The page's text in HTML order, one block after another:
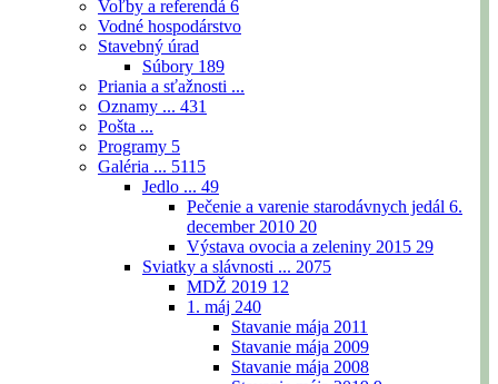
Voľby a referendá 6
Vodné hospodárstvo
Stavebný úrad
Súbory 189
Priania a sťažnosti ...
Oznamy ... 431
Pošta ...
Programy 5
Galéria ... 5115
Jedlo ... 49
Pečenie a varenie starodávnych jedál 6.
december 2010 20
Výstava ovocia a zeleniny 2015 29
Sviatky a slávnosti ... 2075
MDŽ 2019 12
1. máj 240
Stavanie mája 2011
Stavanie mája 2009
Stavanie mája 2008